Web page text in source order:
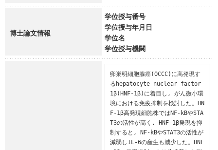
博士論文情報
学位授与番号
学位授与年月日
学位名
学位授与機関
卵巣明細胞腺癌(OCCC)に高発現す
るhepatocyte nuclear factor-
1β(HNF-1β)に着目し, がん微小環
境における免疫抑制を検討した。HN
F-1β高発現細胞株ではNF-kBやSTA
T3の活性が高く, HNF-1β発現を抑
制すると, NF-kBやSTAT3の活性が
減弱しIL-6の産生も減少した。HNF